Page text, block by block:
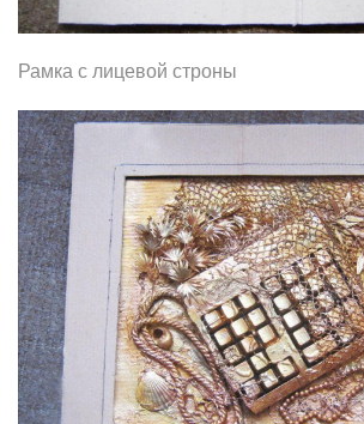
Рамка с лицевой строны